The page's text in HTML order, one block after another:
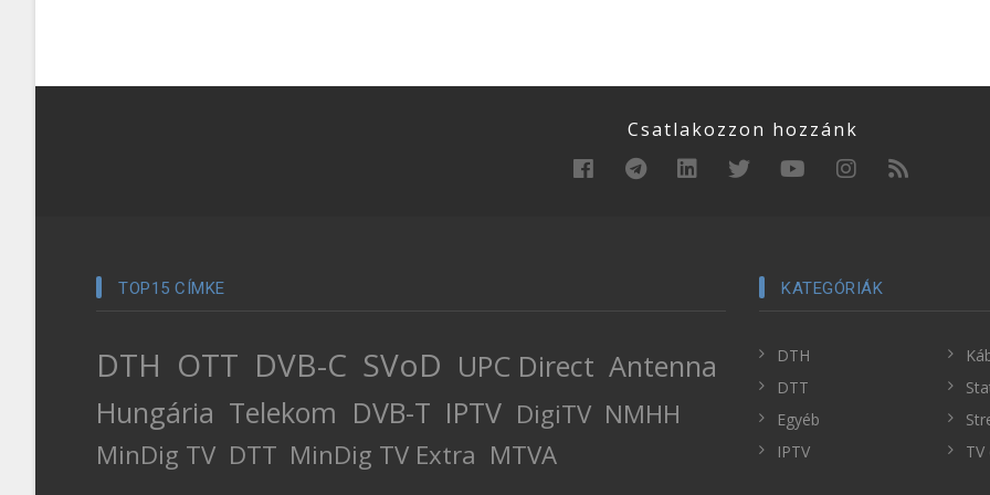
Csatlakozzon hozzánk
TOP15 CÍMKE
DTH OTT DVB-C SVoD UPC Direct Antenna
Hungária Telekom DVB-T IPTV DigiTV NMHH
MinDig TV DTT MinDig TV Extra MTVA
KATEGÓRIÁK
DTH
DTT
Egyéb
IPTV